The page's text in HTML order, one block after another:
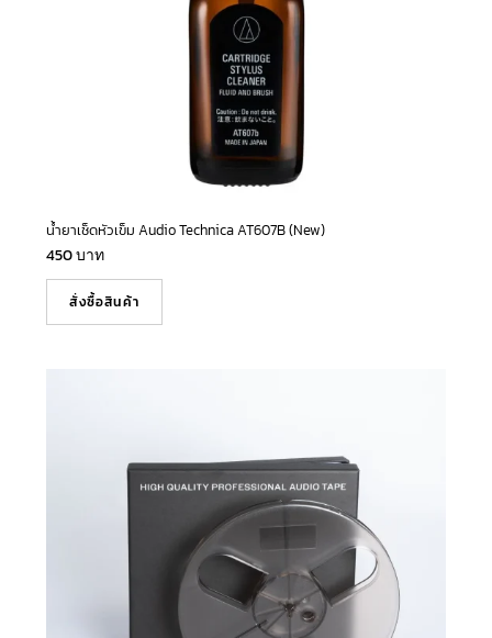
น้ำยาเช็ดหัวเข็ม Audio Technica AT607B (New)
450บาท
สั่งซื้อสินค้า